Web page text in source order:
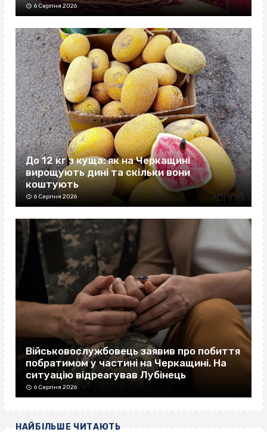
6 Серпня 2026
До 12 кг з куща: як на Черкащині
вирощують дині та скільки вони
коштують
6 Серпня 2026
Військовослужбовець заявив про побиття
побратимом у частині на Черкащині. На
ситуацію відреагував Лубінець
6 Серпня 2026
НАЙБІЛЬШЕ ЧИТАЮТЬ